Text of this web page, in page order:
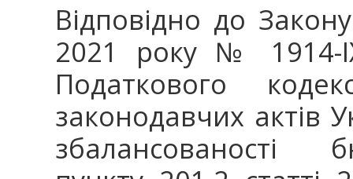
Відповідно до
2021 року № 1914-
Податкового
законодавчих актів
збалансованості